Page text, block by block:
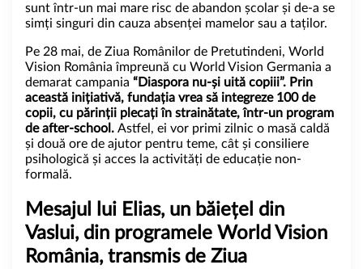
sunt într-un mai mare risc de abandon școlar și de-a se
simți singuri din cauza absenței mamelor sau a taților.
Pe 28 mai, de Ziua Românilor de Pretutindeni, World
Vision România împreună cu World Vision Germania a
demarat campania “Diaspora nu-și uită copiii”. Prin
această inițiativă, fundația vrea să integreze 100 de
copii, cu părinții plecați în strainătate, într-un program
de after-school. Astfel, ei vor primi zilnic o masă caldă
și două ore de ajutor pentru teme, cât și consiliere
psihologică și acces la activități de educație non-
formală.
Mesajul lui Elias, un băiețel din
Vaslui, din programele World Vision
România, transmis de Ziua